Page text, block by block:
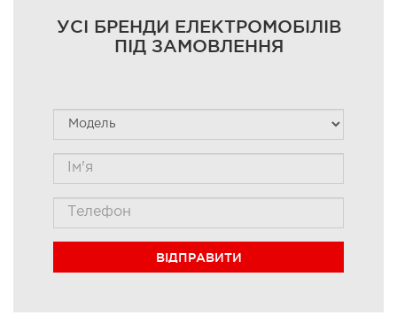
УСІ БРЕНДИ ЕЛЕКТРОМОБІЛІВ
ПІД ЗАМОВЛЕННЯ
ВІДПРАВИТИ